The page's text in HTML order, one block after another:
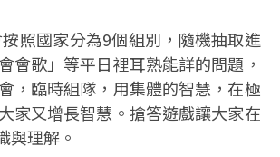
照國家分為9個組別，隨機抽取進
會歌」等平日裡耳熟能詳的問題，
，臨時組隊，用集體的智慧，在極
家又增長智慧。搶答遊戲讓大家在
與理解。